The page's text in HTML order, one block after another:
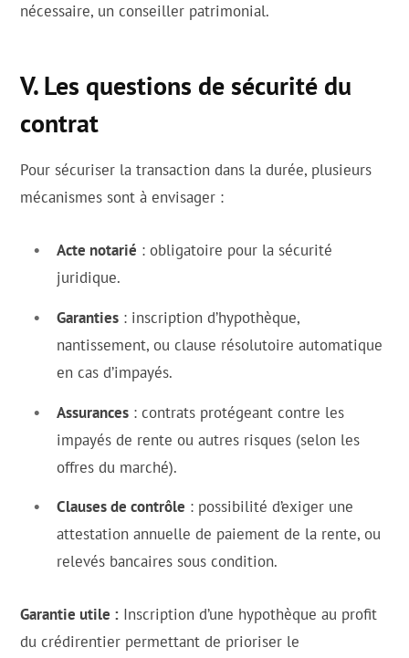
nécessaire, un conseiller patrimonial.
V. Les questions de sécurité du
contrat
Pour sécuriser la transaction dans la durée, plusieurs
mécanismes sont à envisager :
Acte notarié : obligatoire pour la sécurité
juridique.
Garanties : inscription d’hypothèque,
nantissement, ou clause résolutoire automatique
en cas d’impayés.
Assurances : contrats protégeant contre les
impayés de rente ou autres risques (selon les
offres du marché).
Clauses de contrôle : possibilité d’exiger une
attestation annuelle de paiement de la rente, ou
relevés bancaires sous condition.
Garantie utile : Inscription d’une hypothèque au profit
du crédirentier permettant de prioriser le